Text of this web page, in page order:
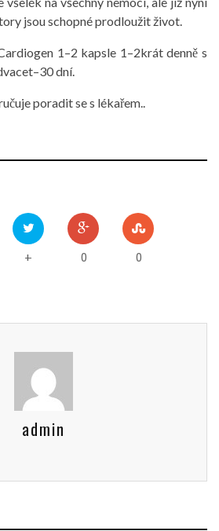
jsou schopné prodloužit život.
1–2 kapsle 1–2krát denně s
dní.
poradit se s lékařem..
+ 0 0
admin